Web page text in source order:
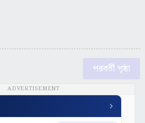
পরবর্তী পৃষ্ঠা
ADVERTISEMENT